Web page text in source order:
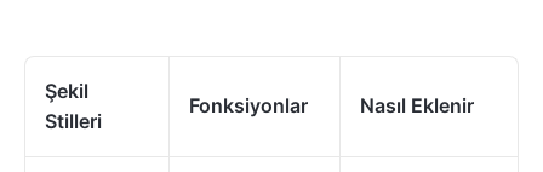
Şekil
Stilleri
Fonksiyonlar Nasıl Eklenir